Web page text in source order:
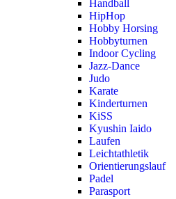
Handball
HipHop
Hobby Horsing
Hobbyturnen
Indoor Cycling
Jazz-Dance
Judo
Karate
Kinderturnen
KiSS
Kyushin Iaido
Laufen
Leichtathletik
Orientierungslauf
Padel
Parasport